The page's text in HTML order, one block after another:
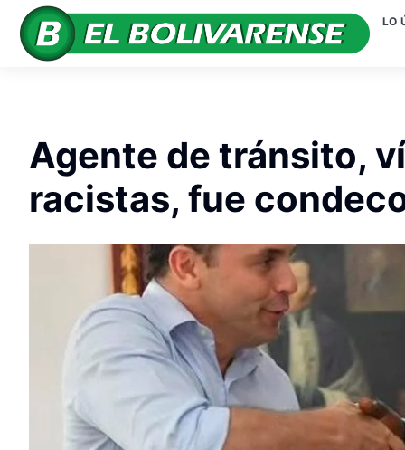
LO
Agente de tránsito,
racistas, fue